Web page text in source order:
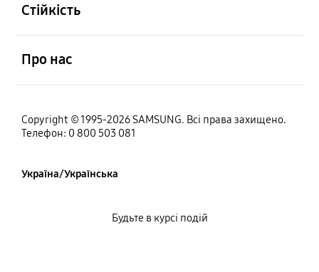
Стійкість
Про нас
Copyright © 1995-2026 SAMSUNG. Всі права захищено.
Телефон: 0 800 503 081
Україна/Українська
Будьте в курсі подій